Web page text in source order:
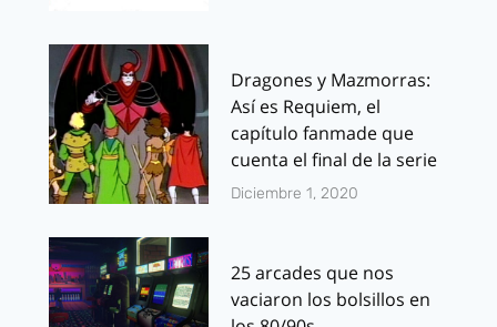
Dragones y Mazmorras:
Así es Requiem, el
capítulo fanmade que
cuenta el final de la serie
Diciembre 1, 2020
25 arcades que nos
vaciaron los bolsillos en